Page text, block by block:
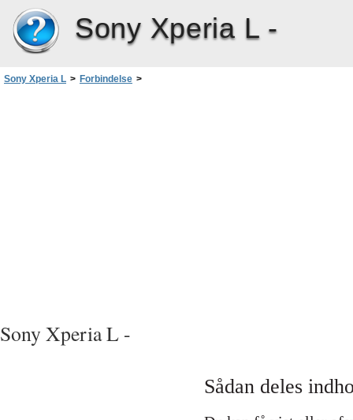
Sony Xperia L -
Sony Xperia L > Forbindelse >
Sony Xperia L -
Sådan deles